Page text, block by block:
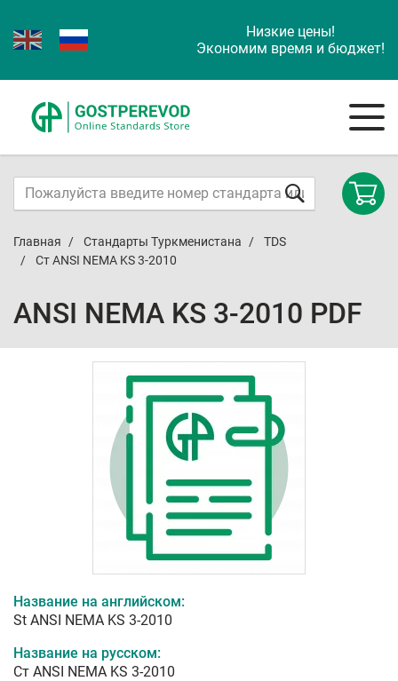
Низкие цены!
Экономим время и бюджет!
Главная Стандарты Туркменистана
TDS
Ст ANSI NEMA KS 3-2010
ANSI NEMA KS 3-2010 PDF
Название на английском:
St ANSI NEMA KS 3-2010
Название на русском:
Ст ANSI NEMA KS 3-2010